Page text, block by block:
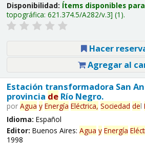
Disponibilidad: Ítems disponibles
topográfica: 621.374.5/A282/v.3 (1).
Hacer
Agregar al
Estación transformadora San
provincia deRío Negro.
por Agua y Energía Eléctrica, Sociedad del
Idioma: Español
Editor: Buenos Aires: Agua y Energía
1998